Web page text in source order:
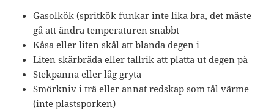
Gasolkök (spritkök funkar inte lika bra, det måste
gå att ändra temperaturen snabbt
Kåsa eller liten skål att blanda degen i
Liten skärbräda eller tallrik att platta ut degen på
Stekpanna eller låg gryta
Smörkniv i trä eller annat redskap som tål värme
(inte plastsporken)